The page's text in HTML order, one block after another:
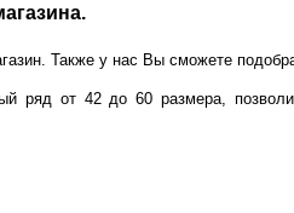
Также у нас Вы сможете
от 42 до 60 размера,